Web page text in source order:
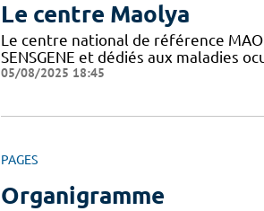
Le centre Maolya
Le centre national de référence
SENSGENE et dédiés aux maladies
05/08/2025 18:45
PAGES
Organigramme